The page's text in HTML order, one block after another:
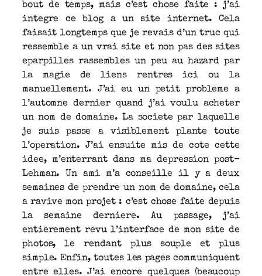
bout de temps, mais c’est chose faite : j’ai
integre ce blog a un site internet. Cela
faisait longtemps que je revais d’un truc qui
ressemble a un vrai site et non pas des sites
eparpilles rassembles un peu au hazard par
la magie de liens rentres ici ou la
manuellement. J’ai eu un petit probleme a
l’automne dernier quand j’ai voulu acheter
un nom de domaine. La societe par laquelle
je suis passe a visiblement plante toute
l’operation. J’ai ensuite mis de cote cette
idee, m’enterrant dans ma depression post-
Lehman. Un ami m’a conseille il y a deux
semaines de prendre un nom de domaine, cela
a ravive mon projet : c’est chose faite depuis
la semaine derniere. Au passage, j’ai
entierement revu l’interface de mon site de
photos, le rendant plus souple et plus
simple. Enfin, toutes les pages communiquent
entre elles. J’ai encore quelques (beaucoup